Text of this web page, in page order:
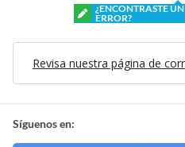
¿ENCONTRASTE UN
ERROR?
Revisa nuestra página de
Síguenos en: